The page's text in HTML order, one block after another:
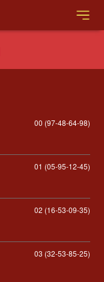
00 (97-48-64-98)
01 (05-95-12-45)
02 (16-53-09-35)
03 (32-53-85-25)